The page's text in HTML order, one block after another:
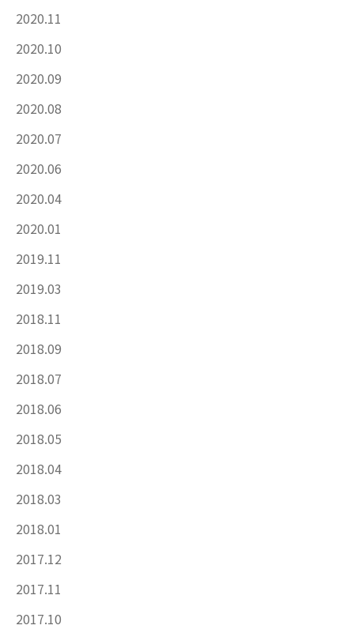
2020.11
2020.10
2020.09
2020.08
2020.07
2020.06
2020.04
2020.01
2019.11
2019.03
2018.11
2018.09
2018.07
2018.06
2018.05
2018.04
2018.03
2018.01
2017.12
2017.11
2017.10